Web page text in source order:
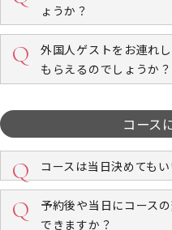
ょうか？
外国人ゲストをお連れ
もらえるのでしょうか？
コース
コースは当日決めても
予約後や当日にコース
できますか？